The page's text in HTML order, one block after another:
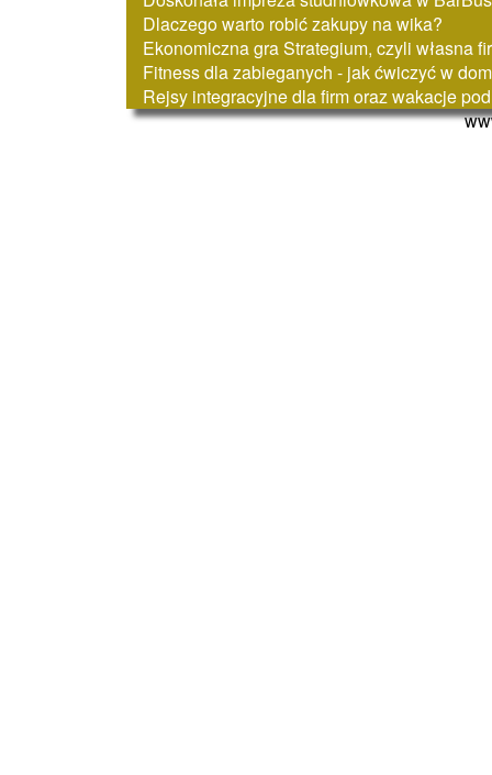
Dlaczego warto robić zakupy na wika?
Ekonomiczna gra Strategium, czyli własna
Fitness dla zabieganych - jak ćwiczyć w
Rejsy integracyjne dla firm oraz wakacje